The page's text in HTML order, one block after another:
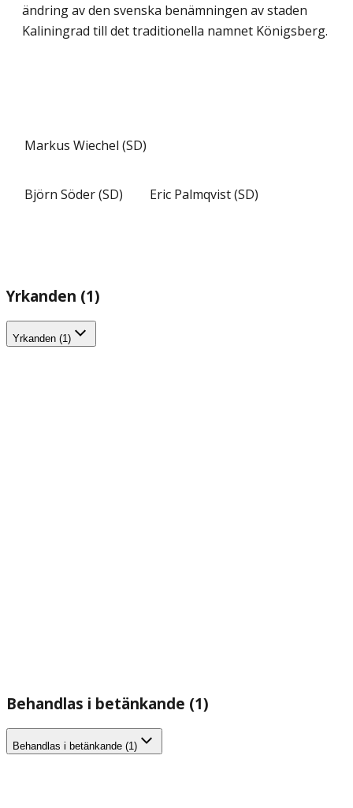
ändring av den svenska benämningen av staden
Kaliningrad till det traditionella namnet Königsberg.
Markus Wiechel (SD)
Björn Söder (SD) Eric Palmqvist (SD)
Yrkanden (1)
Yrkanden (1)
Behandlas i betänkande (1)
Behandlas i betänkande (1)